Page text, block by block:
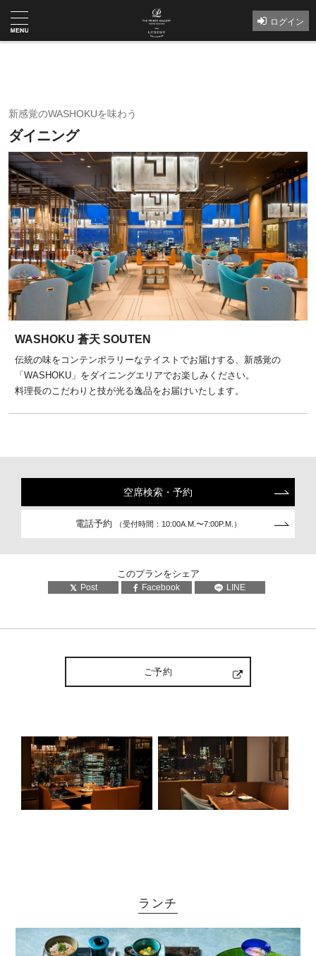
ログイン
新感覚のWASHOKUを味わう
ダイニング
WASHOKU 蒼天 SOUTEN
伝統の味をコンテンポラリーなテイストでお届けする、新感覚の
「WASHOKU」をダイニングエリアでお楽しみください。
料理長のこだわりと技が光る逸品をお届けいたします。
空席検索・予約
電話予約 （受付時間：10:00A.M.〜7:00P.M.）
このプランをシェア
Post Facebook LINE
ご予約
ランチ